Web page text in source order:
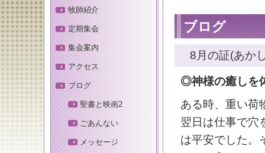
ブログ
8月の証(あか
◎神様の癒しを
ある時、重い荷
翌日は仕事で穴
は平安でした。
牧師紹介
定期集会
集会案内
アクセス
ブログ
聖書と映画2
ごあんない
メッセージ